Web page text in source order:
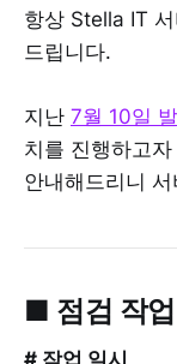
항상 Stella IT
드립니다.
지난 7월 10일
치를 진행하고
안내해드리니
■ 점검 작
# 작업 일시